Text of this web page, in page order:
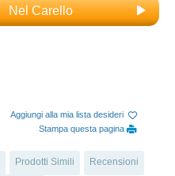
Nel Carello
Aggiungi alla mia lista desideri
Stampa questa pagina
Prodotti Simili Recensioni